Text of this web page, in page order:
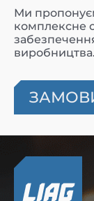
Ми
комплексне
виробництва.